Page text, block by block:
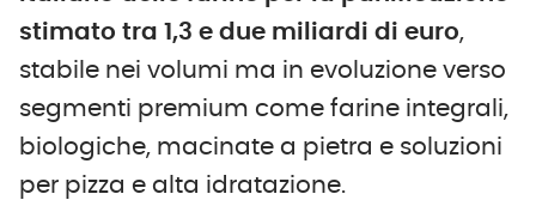
stimato tra 1,3 e due miliardi di euro,
stabile nei volumi ma in evoluzione verso
segmenti premium come farine integrali,
biologiche, macinate a pietra e soluzioni
per pizza e alta idratazione.